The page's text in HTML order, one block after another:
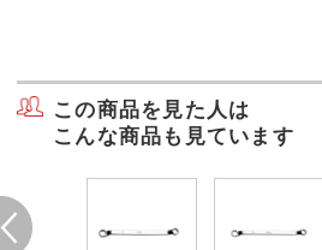
この商品を見た人は
こんな商品も見ています